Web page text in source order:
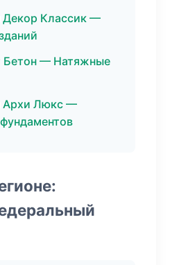
Декор Классик —
Бетон — Натяжные
Архи Люкс —